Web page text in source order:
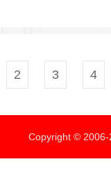
2 3 4
Copyright ©